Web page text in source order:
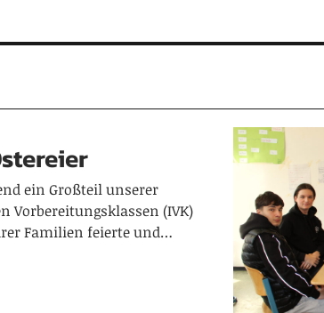
ein Großteil unserer
Vorbereitungsklassen (IVK)
Familien feierte und…